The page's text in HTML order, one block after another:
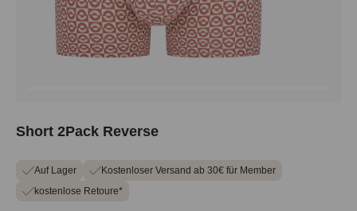
Short 2Pack Reverse
Auf Lager
Kostenloser Versand ab 30€ für Member
kostenlose Retoure*